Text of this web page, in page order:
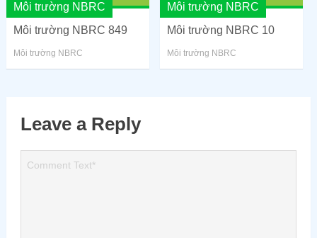
Môi trường NBRC
Môi trường NBRC 849
Môi trường NBRC
Môi trường NBRC
Môi trường NBRC 10
Môi trường NBRC
Leave a Reply